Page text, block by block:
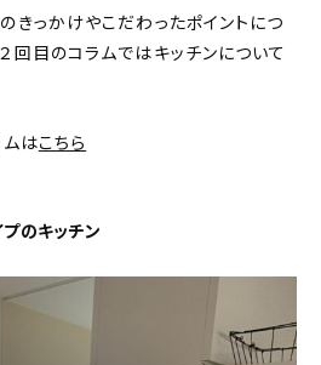
きっかけやこだわったポイントにつ
回目のコラムではキッチンについて
はこちら
のキッチン